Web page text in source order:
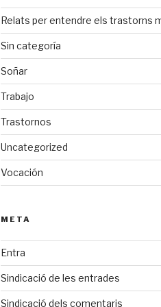
Relats per entendre els trastorns
Sin categoría
Soñar
Trabajo
Trastornos
Uncategorized
Vocación
META
Entra
Sindicació de les entrades
Sindicació dels comentaris